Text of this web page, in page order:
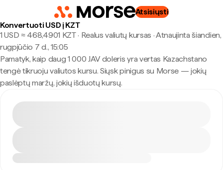
Atsisiųsti
Konvertuoti USD į KZT
1 USD ≈ 468,4901 KZT · Realus valiutų kursas ·Atnaujinta šiandien,
rugpjūčio 7 d., 15:05
Pamatyk, kaip daug 1 000 JAV doleris yra vertas Kazachstano
tengė tikruoju valiutos kursu. Siųsk pinigus su Morse — jokių
paslėptų maržų, jokių išduotų kursų.